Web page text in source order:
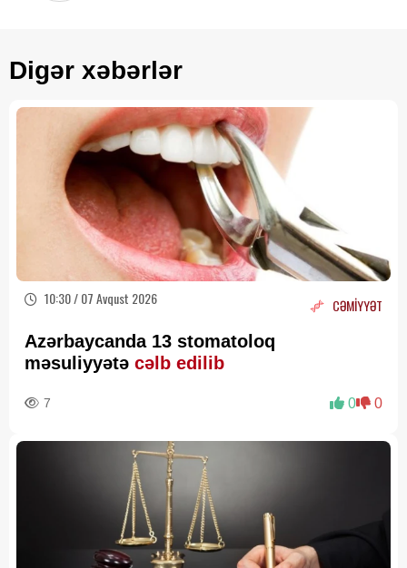
Digər xəbərlər
10:30 / 07 Avqust 2026 CƏMİYYƏT
Azərbaycanda 13 stomatoloq
məsuliyyətə cəlb edilib
7 0 0